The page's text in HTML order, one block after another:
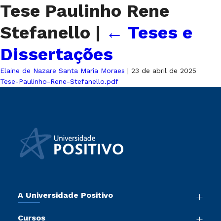
Tese Paulinho Rene
Stefanello | ← Teses e
Dissertações
Elaine de Nazare Santa Maria Moraes | 23 de abril de 2025
Tese-Paulinho-Rene-Stefanello.pdf
A Universidade Positivo
Cursos